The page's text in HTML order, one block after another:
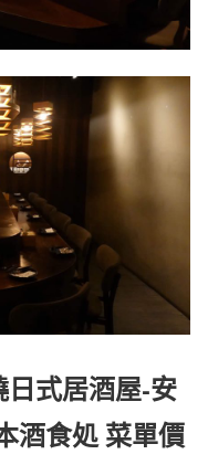
式居酒屋-安
酒食処 菜單價